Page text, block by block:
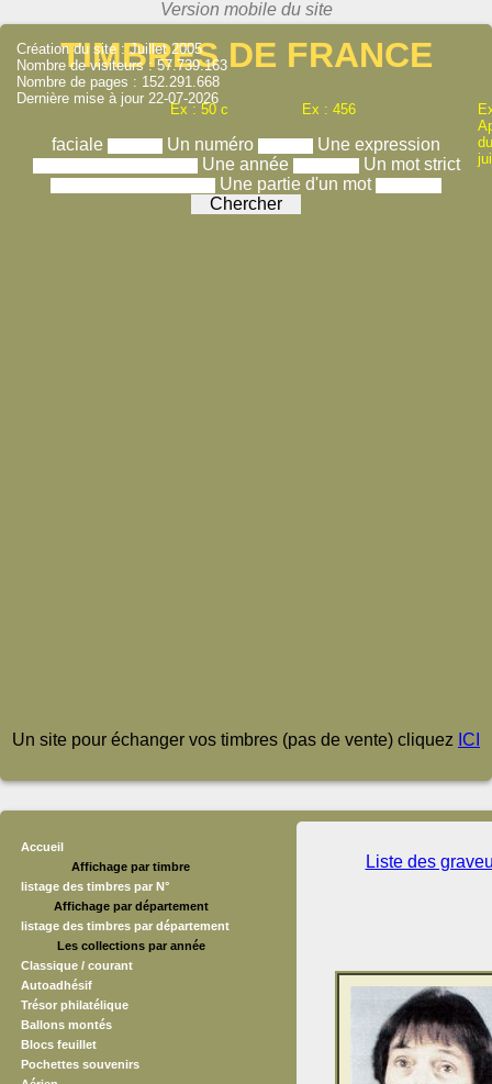
TIMBRES DE FRANCE
Ex : 50 c Ex : 456
faciale Un numéro
Une expression
Une année
Un mot strict
Une partie d'un mot
Création du site : Juillet 2005
Nombre de visiteurs : 57.739.163
Nombre de pages : 152.291.668
Dernière mise à jour 22-07-2026
Un site pour échanger vos timbres (pas de vente) cliquez ICI
Accueil
Affichage par timbre
listage des timbres par N°
Affichage par département
listage des timbres par département
Les collections par année
Classique / courant
Autoadhésif
Trésor philatélique
Ballons montés
Blocs feuillet
Pochettes souvenirs
Liste des